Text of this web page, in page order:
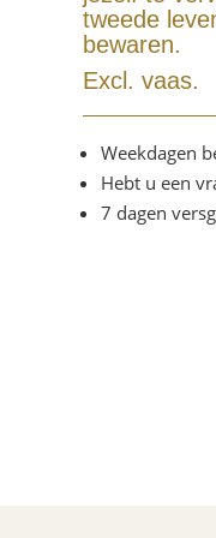
tweede
bewaren.
Excl. vaas.
Weekdagen
Hebt u een
7 dagen